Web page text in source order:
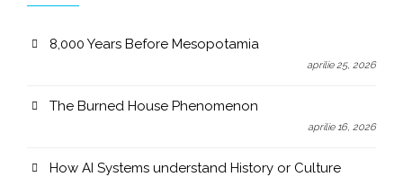
8,000 Years Before Mesopotamia
aprilie 25, 2026
The Burned House Phenomenon
aprilie 16, 2026
How AI Systems understand History or Culture